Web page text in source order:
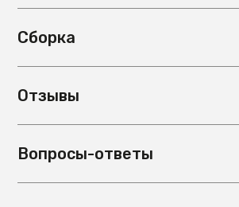
Сборка
Отзывы
Вопросы-ответы